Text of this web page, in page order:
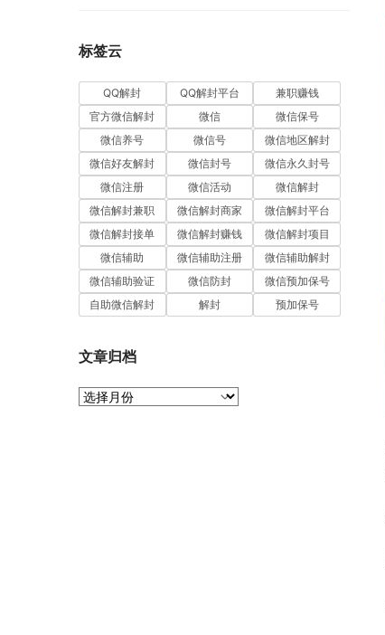
标签云
QQ解封 QQ解封平台
兼职赚钱
官方微信解封
微信
微信保号
微信养号
微信号
微信地区解封
微信好友解封
微信封号
微信永久封号
微信注册
微信活动
微信解封
微信解封兼职
微信解封商家
微信解封平台
微信解封接单
微信解封赚钱
微信解封项目
微信辅助
微信辅助注册
微信辅助解封
微信辅助验证
微信防封
微信预加保号
自助微信解封
解封 预加保号
文章归档
文